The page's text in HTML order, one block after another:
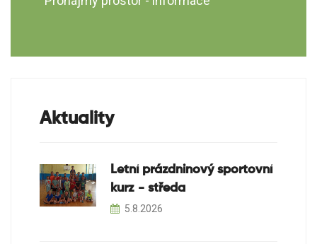
Aktuality
Letní prázdninový sportovní
kurz - středa
5.8.2026